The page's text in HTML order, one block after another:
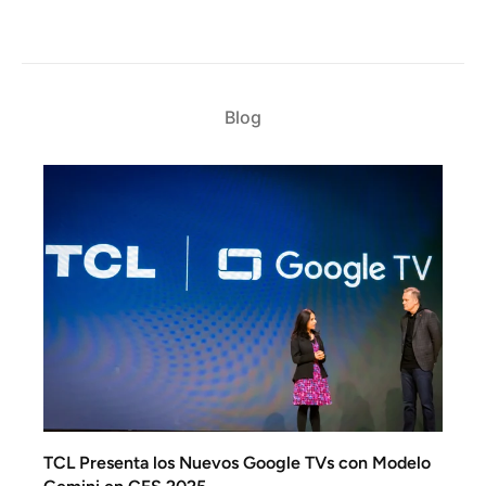
Blog
TCL Presenta los Nuevos Google TVs con Modelo